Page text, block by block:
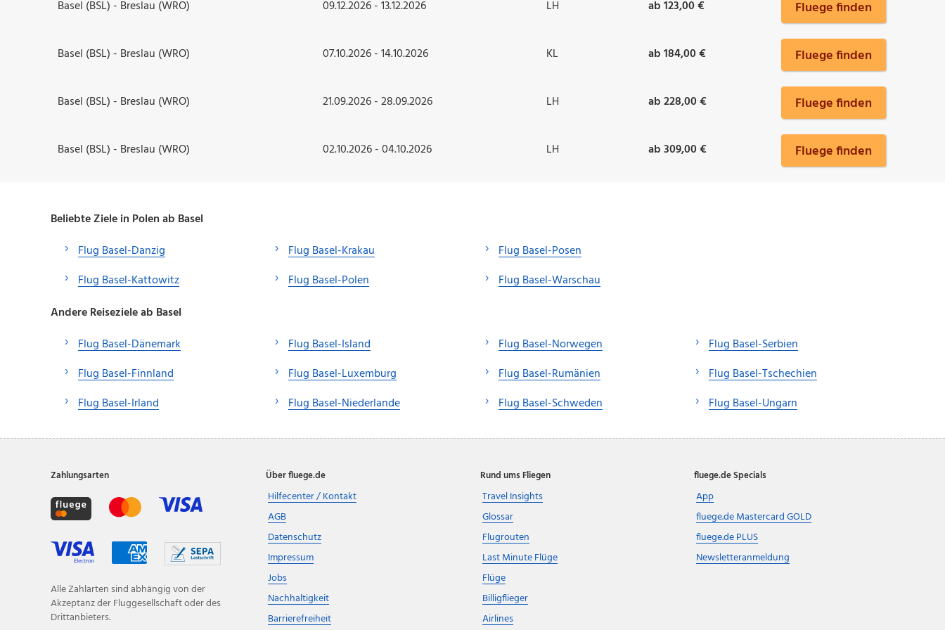
Basel (BSL) - Breslau (WRO) 09.12.2026 - 13.12.2026 LH ab 123,00 € Fluege finden
Basel (BSL) - Breslau (WRO) 07.10.2026 - 14.10.2026 KL ab 184,00 € Fluege finden
Basel (BSL) - Breslau (WRO) 21.09.2026 - 28.09.2026 LH ab 228,00 € Fluege finden
Basel (BSL) - Breslau (WRO) 02.10.2026 - 04.10.2026 LH ab 309,00 € Fluege finden
Beliebte Ziele in Polen ab Basel
Flug Basel-Danzig
Flug Basel-Kattowitz
Flug Basel-Krakau
Flug Basel-Polen
Flug Basel-Posen
Flug Basel-Warschau
Andere Reiseziele ab Basel
Flug Basel-Dänemark
Flug Basel-Finnland
Flug Basel-Irland
Flug Basel-Island
Flug Basel-Luxemburg
Flug Basel-Niederlande
Flug Basel-Norwegen
Flug Basel-Rumänien
Flug Basel-Schweden
Flug Basel-Serbien
Flug Basel-Tschechien
Flug Basel-Ungarn